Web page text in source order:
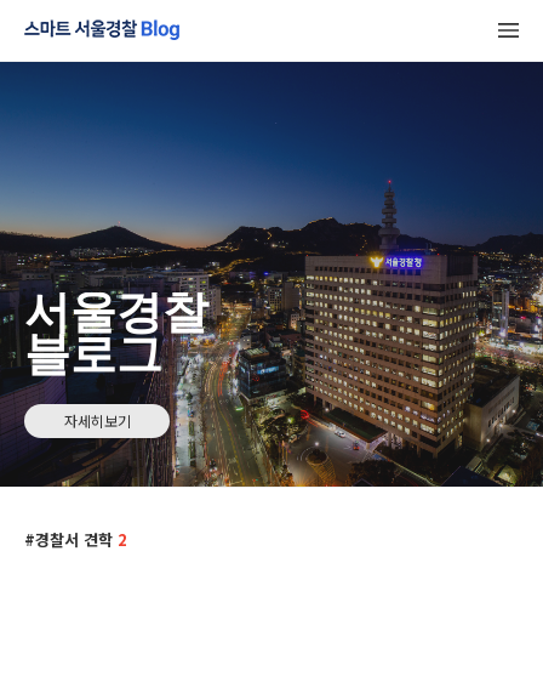
서울경찰
블로그
자세히보기
경찰서 견학 2